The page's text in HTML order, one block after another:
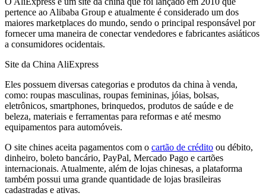
pertence ao Alibaba Group e atualmente é considerado um dos
maiores marketplaces do mundo, sendo o principal responsável por
fornecer uma maneira de conectar vendedores e fabricantes asiáticos
a consumidores ocidentais.
Site da China AliExpress
Eles possuem diversas categorias e produtos da china à venda,
como: roupas masculinas, roupas femininas, jóias, bolsas,
eletrônicos, smartphones, brinquedos, produtos de saúde e de
beleza, materiais e ferramentas para reformas e até mesmo
equipamentos para automóveis.
O site chines aceita pagamentos com o cartão de crédito ou débito,
dinheiro, boleto bancário, PayPal, Mercado Pago e cartões
internacionais. Atualmente, além de lojas chinesas, a plataforma
também possui uma grande quantidade de lojas brasileiras
cadastradas e ativas.